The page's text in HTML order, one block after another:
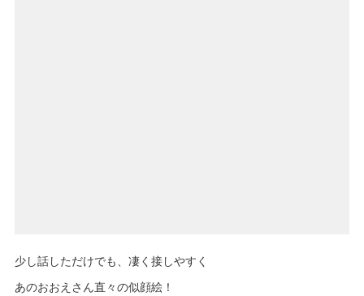
少し話しただけでも、凄く接しやすく
あのおおえさん直々の似顔絵！